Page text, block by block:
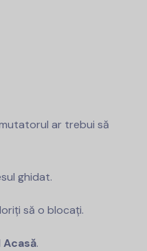
ar trebui să
ghidat.
să o blocați.
.